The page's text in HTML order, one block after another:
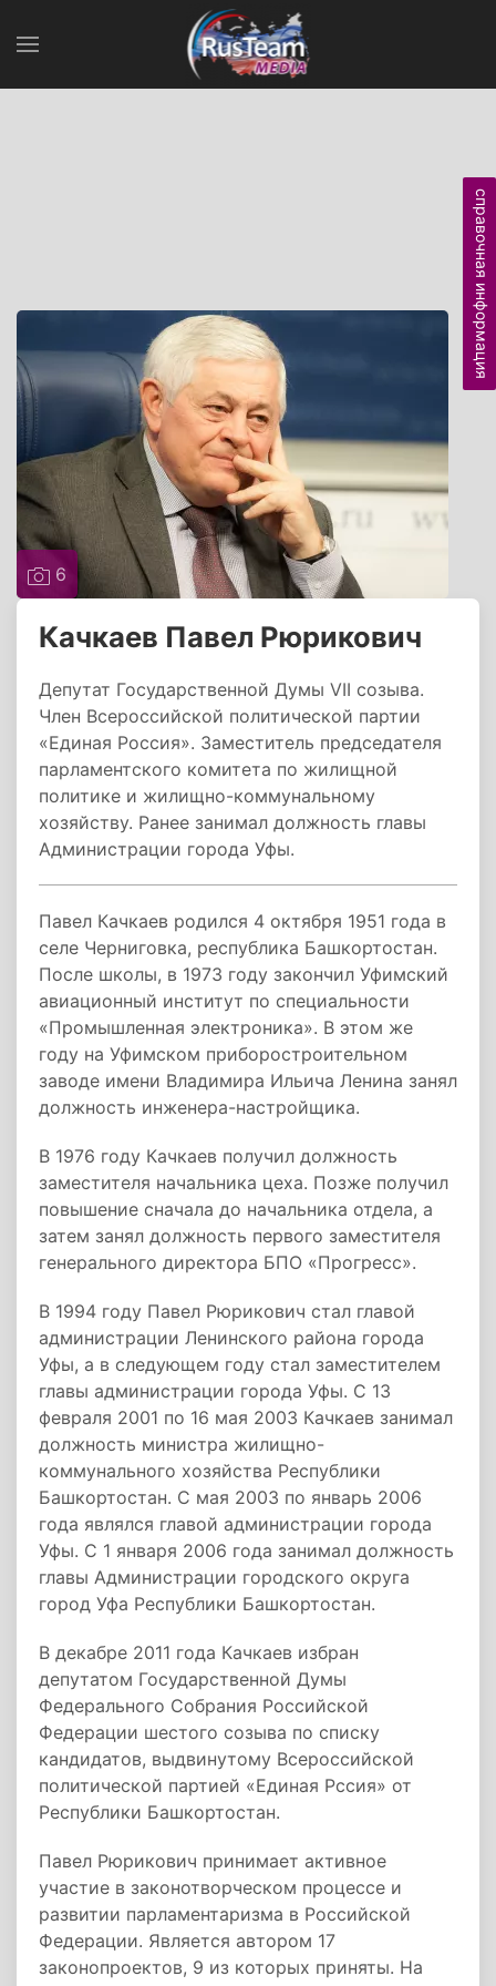
6
Качкаев Павел Рюрикович
Депутат Государственной Думы VII созыва.
Член Всероссийской политической партии
«Единая Россия». Заместитель председателя
парламентского комитета по жилищной
политике и жилищно-коммунальному
хозяйству. Ранее занимал должность главы
Администрации города Уфы.
Павел Качкаев родился 4 октября 1951 года в
селе Черниговка, республика Башкортостан.
После школы, в 1973 году закончил Уфимский
авиационный институт по специальности
«Промышленная электроника». В этом же
году на Уфимском приборостроительном
заводе имени Владимира Ильича Ленина занял
должность инженера-настройщика.
В 1976 году Качкаев получил должность
заместителя начальника цеха. Позже получил
повышение сначала до начальника отдела, а
затем занял должность первого заместителя
генерального директора БПО «Прогресс».
В 1994 году Павел Рюрикович стал главой
администрации Ленинского района города
Уфы, а в следующем году стал заместителем
главы администрации города Уфы. С 13
февраля 2001 по 16 мая 2003 Качкаев занимал
должность министра жилищно-
коммунального хозяйства Республики
Башкортостан. С мая 2003 по январь 2006
года являлся главой администрации города
Уфы. С 1 января 2006 года занимал должность
главы Администрации городского округа
город Уфа Республики Башкортостан.
В декабре 2011 года Качкаев избран
депутатом Государственной Думы
Федерального Собрания Российской
Федерации шестого созыва по списку
кандидатов, выдвинутому Всероссийской
политической партией «Единая Рссия» от
Республики Башкортостан.
Павел Рюрикович принимает активное
участие в законотворческом процессе и
развитии парламентаризма в Российской
Федерации. Является автором 17
законопроектов, 9 из которых приняты. На
справочная информация